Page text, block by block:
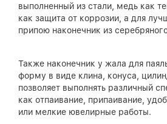
выполненный из стали, медь как
как защита от коррозии, а для
припою наконечник из
Также наконечник у жала для
форму в виде клина, конуса,
позволяет выполнять различный
как отпаивание, припаивание,
или мелкие ювелирные работы.